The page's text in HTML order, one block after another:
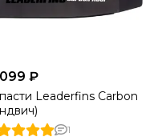
₽
Leaderfins Carbon
1